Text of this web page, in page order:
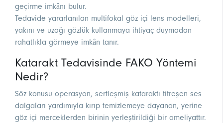
geçirme imkânı bulur.
Tedavide yararlanılan multifokal göz içi lens modelleri,
yakını ve uzağı gözlük kullanmaya ihtiyaç duymadan
rahatlıkla görmeye imkân tanır.
Katarakt Tedavisinde FAKO Yöntemi
Nedir?
Söz konusu operasyon, sertleşmiş kataraktı titreşen ses
dalgaları yardımıyla kırıp temizlemeye dayanan, yerine
göz içi merceklerden birinin yerleştirildiği bir ameliyattır.